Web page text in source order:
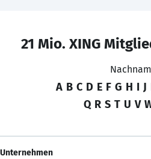
21 Mio. XING
A B C D E F G H I J
Q R S T U V
Unternehmen